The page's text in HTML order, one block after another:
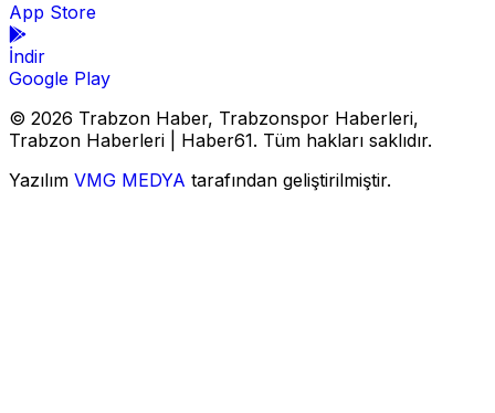
App Store
İndir
Google Play
© 2026 Trabzon Haber, Trabzonspor Haberleri,
Trabzon Haberleri | Haber61. Tüm hakları saklıdır.
Yazılım VMG MEDYA tarafından geliştirilmiştir.